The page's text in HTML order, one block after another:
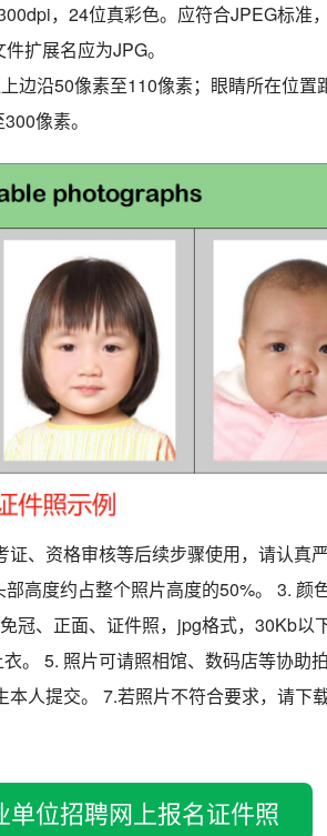
，24位真彩色。应符合JPEG标准
扩展名应为JPG。
边沿50像素至110像素；眼睛所在位置
像素。
、资格审核等后续步骤使用，请认真严
高度约占整个照片高度的50%。 3. 颜
冠、正面、证件照，jpg格式，30Kb以
。 5. 照片可请照相馆、数码店等协助
人提交。 7.若照片不符合要求，请下
位招聘网上报名证件照